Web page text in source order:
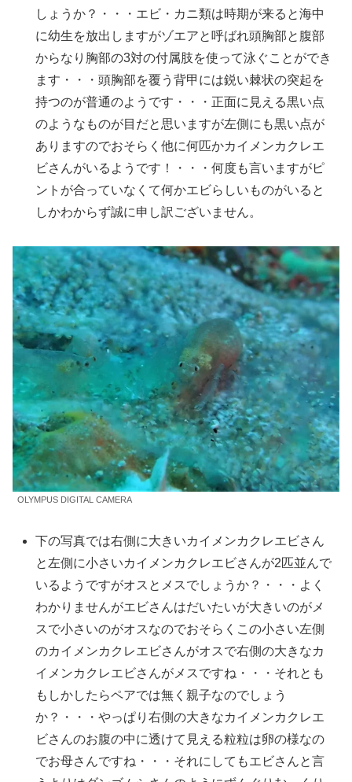
しょうか？・・・エビ・カニ類は時期が来ると海中
に幼生を放出しますがゾエアと呼ばれ頭胸部と腹部
からなり胸部の3対の付属肢を使って泳ぐことができ
ます・・・頭胸部を覆う背甲には鋭い棘状の突起を
持つのが普通のようです・・・正面に見える黒い点
のようなものが目だと思いますが左側にも黒い点が
ありますのでおそらく他に何匹かカイメンカクレエ
ビさんがいるようです！・・・何度も言いますがピ
ントが合っていなくて何かエビらしいものがいると
しかわからず誠に申し訳ございません。
OLYMPUS DIGITAL CAMERA
下の写真では右側に大きいカイメンカクレエビさん
と左側に小さいカイメンカクレエビさんが2匹並んで
いるようですがオスとメスでしょうか？・・・よく
わかりませんがエビさんはだいたいが大きいのがメ
スで小さいのがオスなのでおそらくこの小さい左側
のカイメンカクレエビさんがオスで右側の大きなカ
イメンカクレエビさんがメスですね・・・それとも
もしかしたらペアでは無く親子なのでしょう
か？・・・やっぱり右側の大きなカイメンカクレエ
ビさんのお腹の中に透けて見える粒粒は卵の様なの
でお母さんですね・・・それにしてもエビさんと言